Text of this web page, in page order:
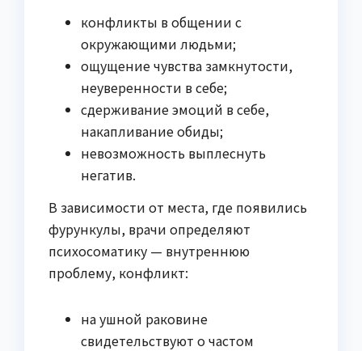
конфликты в общении с
окружающими людьми;
ощущение чувства замкнутости,
неуверенности в себе;
сдерживание эмоций в себе,
накапливание обиды;
невозможность выплеснуть
негатив.
В зависимости от места, где появились
фурункулы, врачи определяют
психосоматику — внутреннюю
проблему, конфликт:
на ушной раковине
свидетельствуют о частом